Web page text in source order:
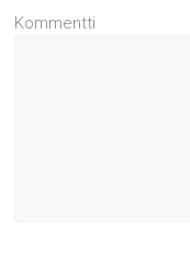
Kommentti